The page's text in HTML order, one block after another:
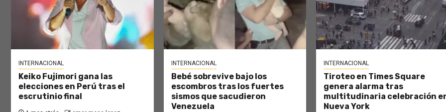
INTERNACIONAL
Keiko Fujimori gana las
elecciones en Perú tras el
escrutinio final
INTERNACIONAL
Bebé sobrevive bajo los
escombros tras los fuertes
sismos que sacudieron
Venezuela
INTERNACIONAL
Tiroteo en Times Square
genera alarma tras
multitudinaria celebración
Nueva York